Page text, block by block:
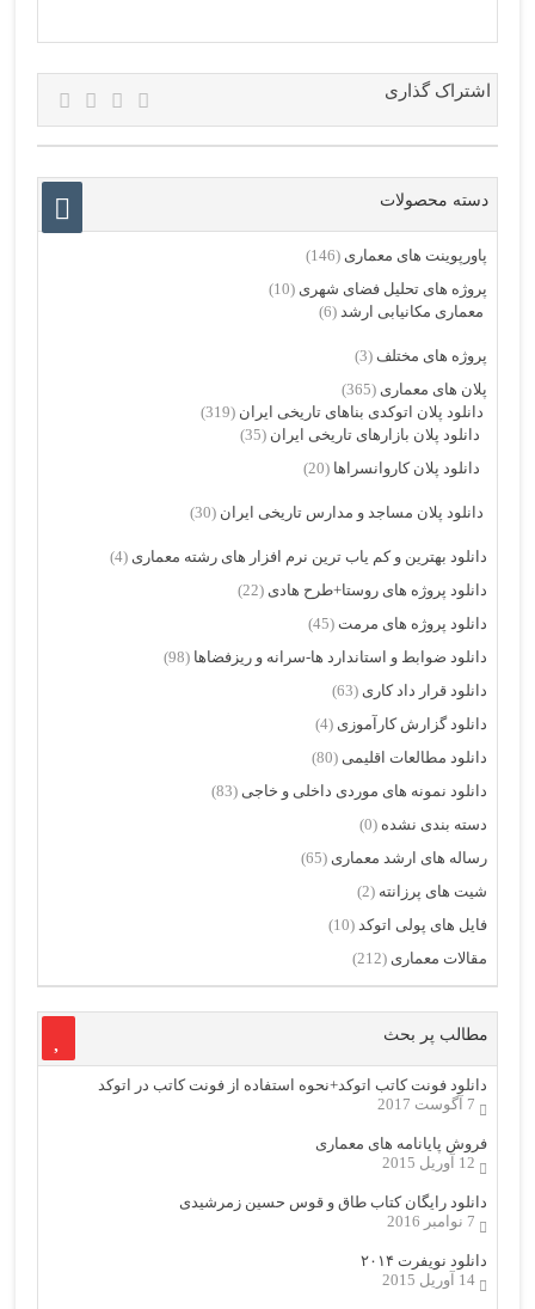
اشتراک گذاری
دسته محصولات
پاورپوینت های معماری (146)
پروژه های تحلیل فضای شهری (10)
معماری مکانیابی ارشد (6)
پروژه های مختلف (3)
پلان های معماری (365)
دانلود پلان اتوکدی بناهای تاریخی ایران (319)
دانلود پلان بازارهای تاریخی ایران (35)
دانلود پلان کاروانسراها (20)
دانلود پلان مساجد و مدارس تاریخی ایران (30)
دانلود بهترین و کم یاب ترین نرم افزار های رشته معماری (4)
دانلود پروژه های روستا+طرح هادی (22)
دانلود پروژه های مرمت (45)
دانلود ضوابط و استاندارد ها-سرانه و ریزفضاها (98)
دانلود قرار داد کاری (63)
دانلود گزارش کارآموزی (4)
دانلود مطالعات اقلیمی (80)
دانلود نمونه های موردی داخلی و خاجی (83)
دسته بندی نشده (0)
رساله های ارشد معماری (65)
شیت های پرزانته (2)
فایل های پولی اتوکد (10)
مقالات معماری (212)
مطالب پر بحث
دانلود فونت کاتب اتوکد+نحوه استفاده از فونت کاتب در اتوکد
7 آگوست 2017
فروش پایانامه های معماری
12 آوریل 2015
دانلود رایگان کتاب طاق و قوس حسین زمرشیدی
7 نوامبر 2016
دانلود نویفرت ۲۰۱۴
14 آوریل 2015